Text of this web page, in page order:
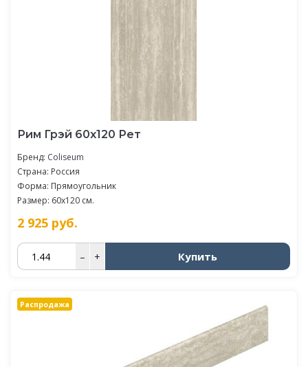
Рим Грэй 60x120 Рет
Бренд: Coliseum
Страна: Россия
Форма: Прямоугольник
Размер: 60x120 см.
2 925 руб.
– + Купить
Распродажа